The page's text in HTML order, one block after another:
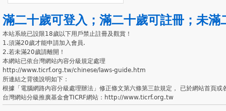
滿二十歲可登入 ； 滿二十歲可註冊 ； 未滿
本站系統已設限18歲以下用戶禁止註冊及觀賞！
1.須滿20歲才能申請加入會員.
2.若未滿20歲請離開！
本網站已依台灣網站內容分級規定處理
http://www.ticrf.org.tw/chinese/laws-guide.htm
所連結之背後說明如下：
根據「電腦網路內容分級處理辦法」修正條文第六條第三款規定， 已於網站首頁
台灣網站分級推廣基金會TICRF網站：http://www.ticrf.org.tw